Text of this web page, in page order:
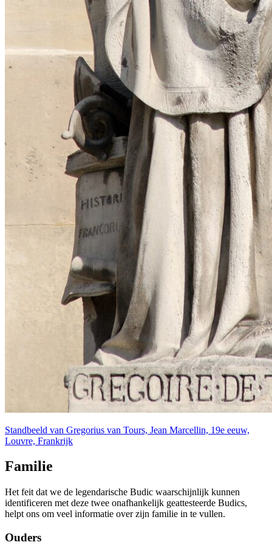
Standbeeld van Gregorius van Tours, Jean Marcellin, 19e eeuw,
Louvre, Frankrijk
Familie
Het feit dat we de legendarische Budic waarschijnlijk kunnen
identificeren met deze twee onafhankelijk geattesteerde Budics,
helpt ons om veel informatie over zijn familie in te vullen.
Ouders